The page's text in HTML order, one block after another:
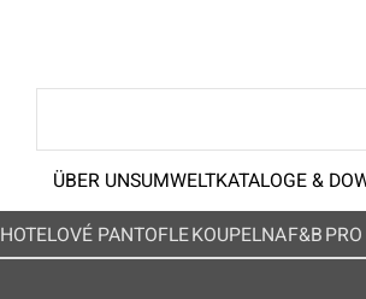
ÜBER UNSUMWELTKATALOGE &
HOTELOVÉ PANTOFLEKOUPELNAF&B